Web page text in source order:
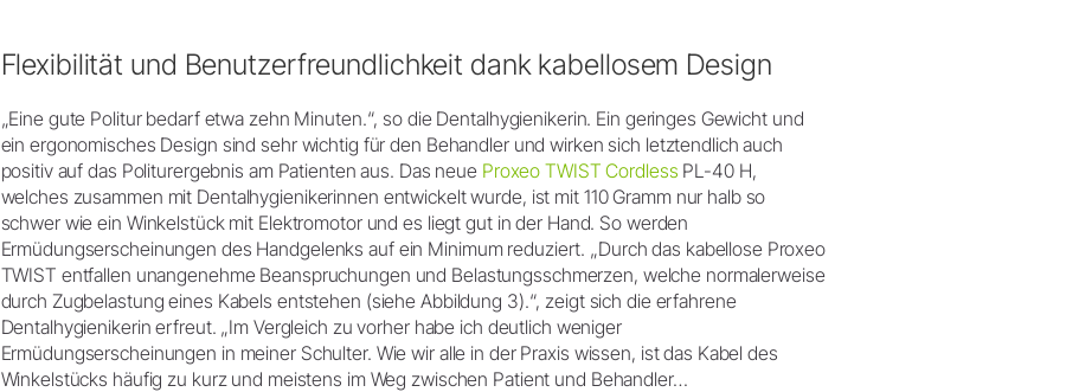
Flexibilität und Benutzerfreundlichkeit dank kabellosem Design
„Eine gute Politur bedarf etwa zehn Minuten.“, so die Dentalhygienikerin. Ein geringes Gewicht und
ein ergonomisches Design sind sehr wichtig für den Behandler und wirken sich letztendlich auch
positiv auf das Politurergebnis am Patienten aus. Das neue Proxeo TWIST Cordless PL-40 H,
welches zusammen mit Dentalhygienikerinnen entwickelt wurde, ist mit 110 Gramm nur halb so
schwer wie ein Winkelstück mit Elektromotor und es liegt gut in der Hand. So werden
Ermüdungserscheinungen des Handgelenks auf ein Minimum reduziert. „Durch das kabellose Proxeo
TWIST entfallen unangenehme Beanspruchungen und Belastungsschmerzen, welche normalerweise
durch Zugbelastung eines Kabels entstehen (siehe Abbildung 3).“, zeigt sich die erfahrene
Dentalhygienikerin erfreut. „Im Vergleich zu vorher habe ich deutlich weniger
Ermüdungserscheinungen in meiner Schulter. Wie wir alle in der Praxis wissen, ist das Kabel des
Winkelstücks häufig zu kurz und meistens im Weg zwischen Patient und Behandler…